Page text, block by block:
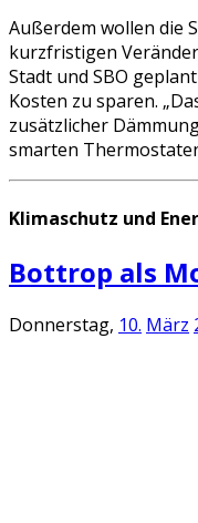
Außerdem wollen die
kurzfristigen
Stadt und SBO
Kosten zu sparen.
zusätzlicher
smarten
Klimaschutz und
Bottrop als
Donnerstag, 10. März